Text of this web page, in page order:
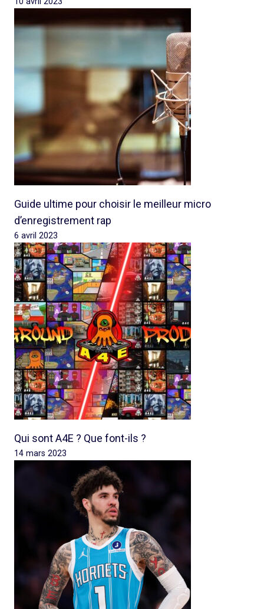
Guide ultime pour choisir le meilleur micro
d’enregistrement rap
6 avril 2023
Qui sont A4E ? Que font-ils ?
14 mars 2023